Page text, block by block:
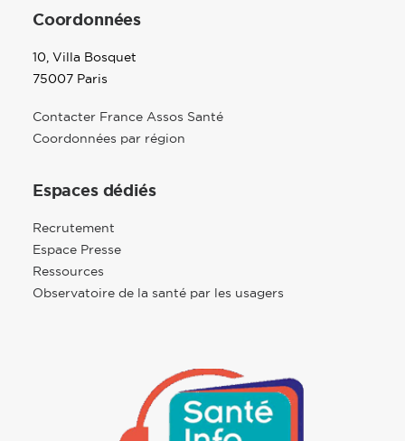
Coordonnées
10, Villa Bosquet
75007 Paris
Contacter France Assos Santé
Coordonnées par région
Espaces dédiés
Recrutement
Espace Presse
Ressources
Observatoire de la santé par les usagers